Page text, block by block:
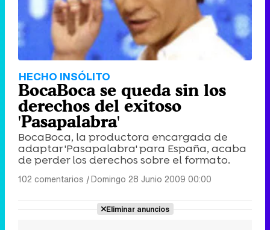
HECHO INSÓLITO
BocaBoca se queda sin los
derechos del exitoso
'Pasapalabra'
BocaBoca, la productora encargada de
adaptar 'Pasapalabra' para España, acaba
de perder los derechos sobre el formato.
102 comentarios |Domingo 28 Junio 2009 00:00
Eliminar anuncios